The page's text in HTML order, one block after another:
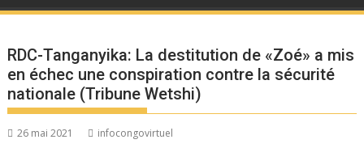
RDC-Tanganyika: La destitution de «Zoé» a mis
en échec une conspiration contre la sécurité
nationale (Tribune Wetshi)
26 mai 2021 infocongovirtuel